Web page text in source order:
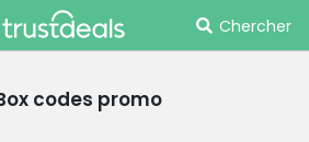
Chercher
codes promo